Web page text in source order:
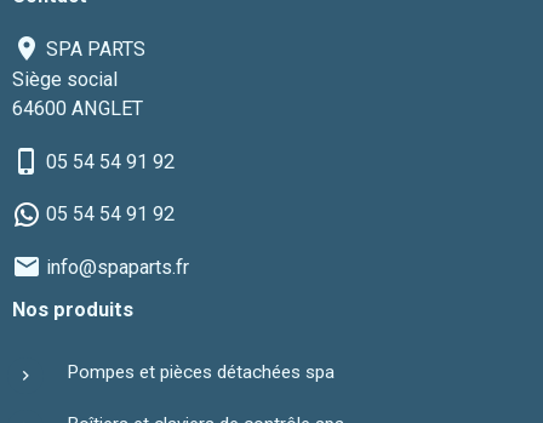
SPA PARTS
Siège social
64600 ANGLET
05 54 54 91 92
05 54 54 91 92
info@spaparts.fr
Nos produits
Pompes et pièces détachées spa